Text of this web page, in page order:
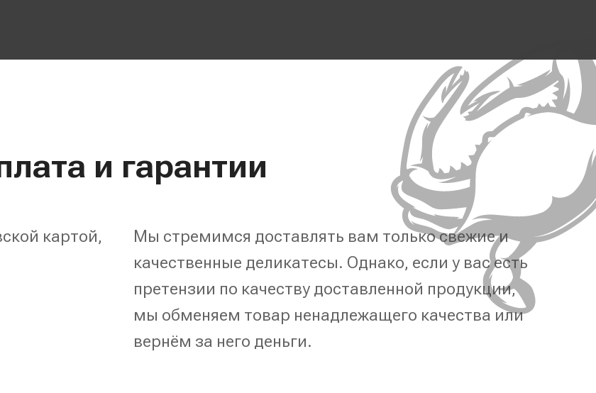
и гарантии
картой,
Мы стремимся доставлять вам только свежие и
качественные деликатесы. Однако, если у вас есть
претензии по качеству доставленной продукции,
мы обменяем товар ненадлежащего качества или
вернём за него деньги.